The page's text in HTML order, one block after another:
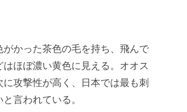
がかった茶色の毛を持ち、飛んで
はほぼ濃い黄色に見える。オオス
に攻撃性が高く、日本では最も刺
言われている。